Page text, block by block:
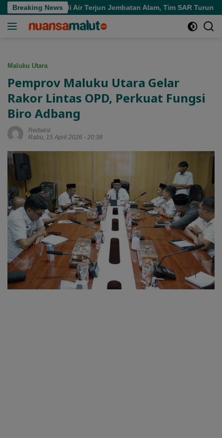
Langsung
ke
Breaking News
di Air Terjun Jembatan Alam, Tim SAR Turun Tangan
Maluku Utara
Pemprov Maluku Utara Gelar
Rakor Lintas OPD, Perkuat Fungsi
Biro Adbang
Redaksi
Rabu, 15 April 2026 - 20:38